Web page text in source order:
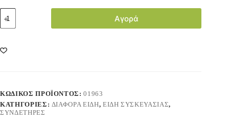
Αγορά
ΚΩΔΙΚΌΣ ΠΡΟΪΌΝΤΟΣ:01963
ΚΑΤΗΓΟΡΊΕΣ: ΔΙΑΦΟΡΑ ΕΙΔΗ, ΕΙΔΗ ΣΥΣΚΕΥΑΣΙΑΣ,
ΣΥΝΔΕΤΗΡΕΣ